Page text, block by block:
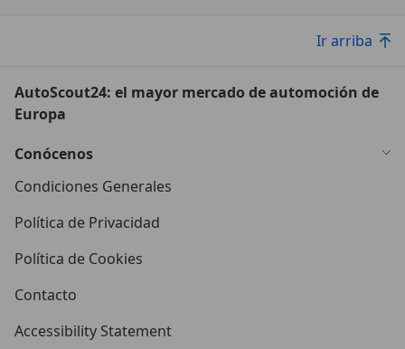
Ir arriba
AutoScout24: el mayor mercado de automoción de
Europa
Conócenos
Condiciones Generales
Política de Privacidad
Política de Cookies
Contacto
Accessibility Statement